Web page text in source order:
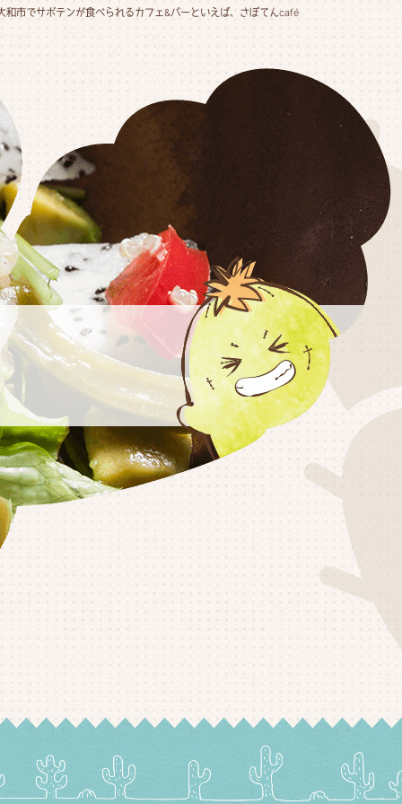
和市でサボテンが食べられるカフェ&バーといえば、さぼてんcafé